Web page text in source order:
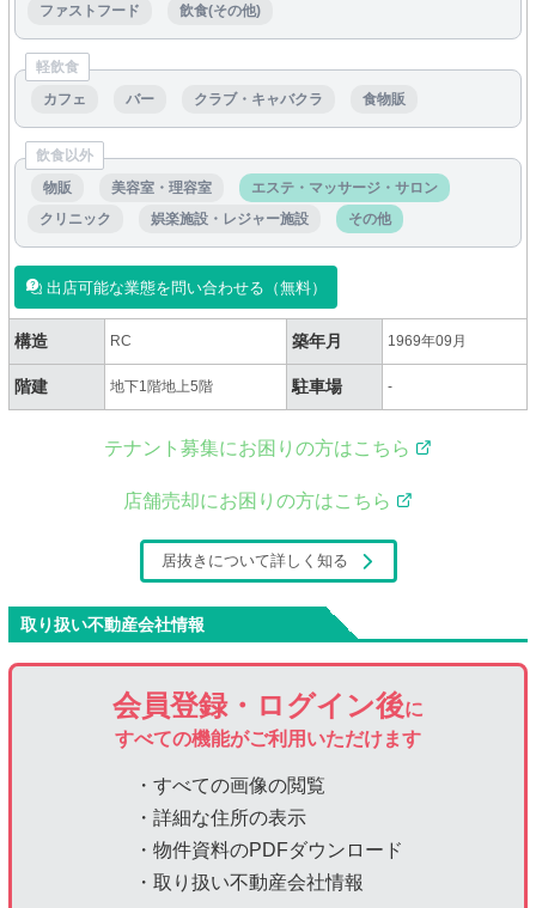
ファストフード
飲食(その他)
軽飲食
カフェ
バー クラブ・キャバクラ 食物販
飲食以外
物販
美容室・理容室
エステ・マッサージ・サロン
クリニック
娯楽施設・レジャー施設 その他
出店可能な業態を問い合わせる（無料）
構造 RC 築年月 1969年09月
階建 地下1階地上5階 駐車場 -
テナント募集にお困りの方はこちら
店舗売却にお困りの方はこちら
居抜きについて詳しく知る
取り扱い不動産会社情報
会員登録・ログイン後に
すべての機能がご利用いただけます
・すべての画像の閲覧
・詳細な住所の表示
・物件資料のPDFダウンロード
・取り扱い不動産会社情報